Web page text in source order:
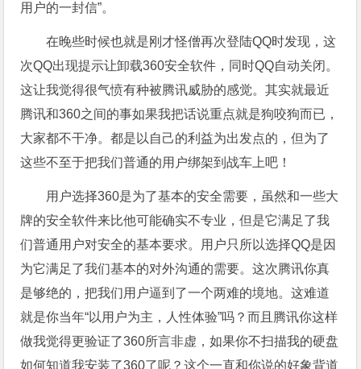
用户的一封信”。
在晚些时候也就是刚才怪僧再次登陆QQ时发现，这
次QQ出现提示让卸载360安全软件，同时QQ自动关闭。
这让我觉得很气愤有种被腾讯威胁的感觉。其实就最近
腾讯和360之间的事如果我把话说重点就是狗咬狗而已，
大家都不干净。都是以自己的利益为出发点的，但为了
这些不至于把我们普通的用户绑架到战车上吧！
用户选择360是为了基本的安全需要，虽然和一些大
牌的安全软件来比他可能确实不专业，但是它满足了我
们普通用户对安全的基本要求。用户只所以选择QQ是因
为它满足了我们基本的对外沟通的需要。这次腾讯你真
是够绝的，把我们用户逼到了一个两难的境地。这难道
就是你当年“以用户为主，人性体验”吗？而且腾讯你这样
做我觉得更验证了360所言非虚，如果你不扫描我的硬盘
如何知道我安装了360了呢？这个一直和你说的好象背道